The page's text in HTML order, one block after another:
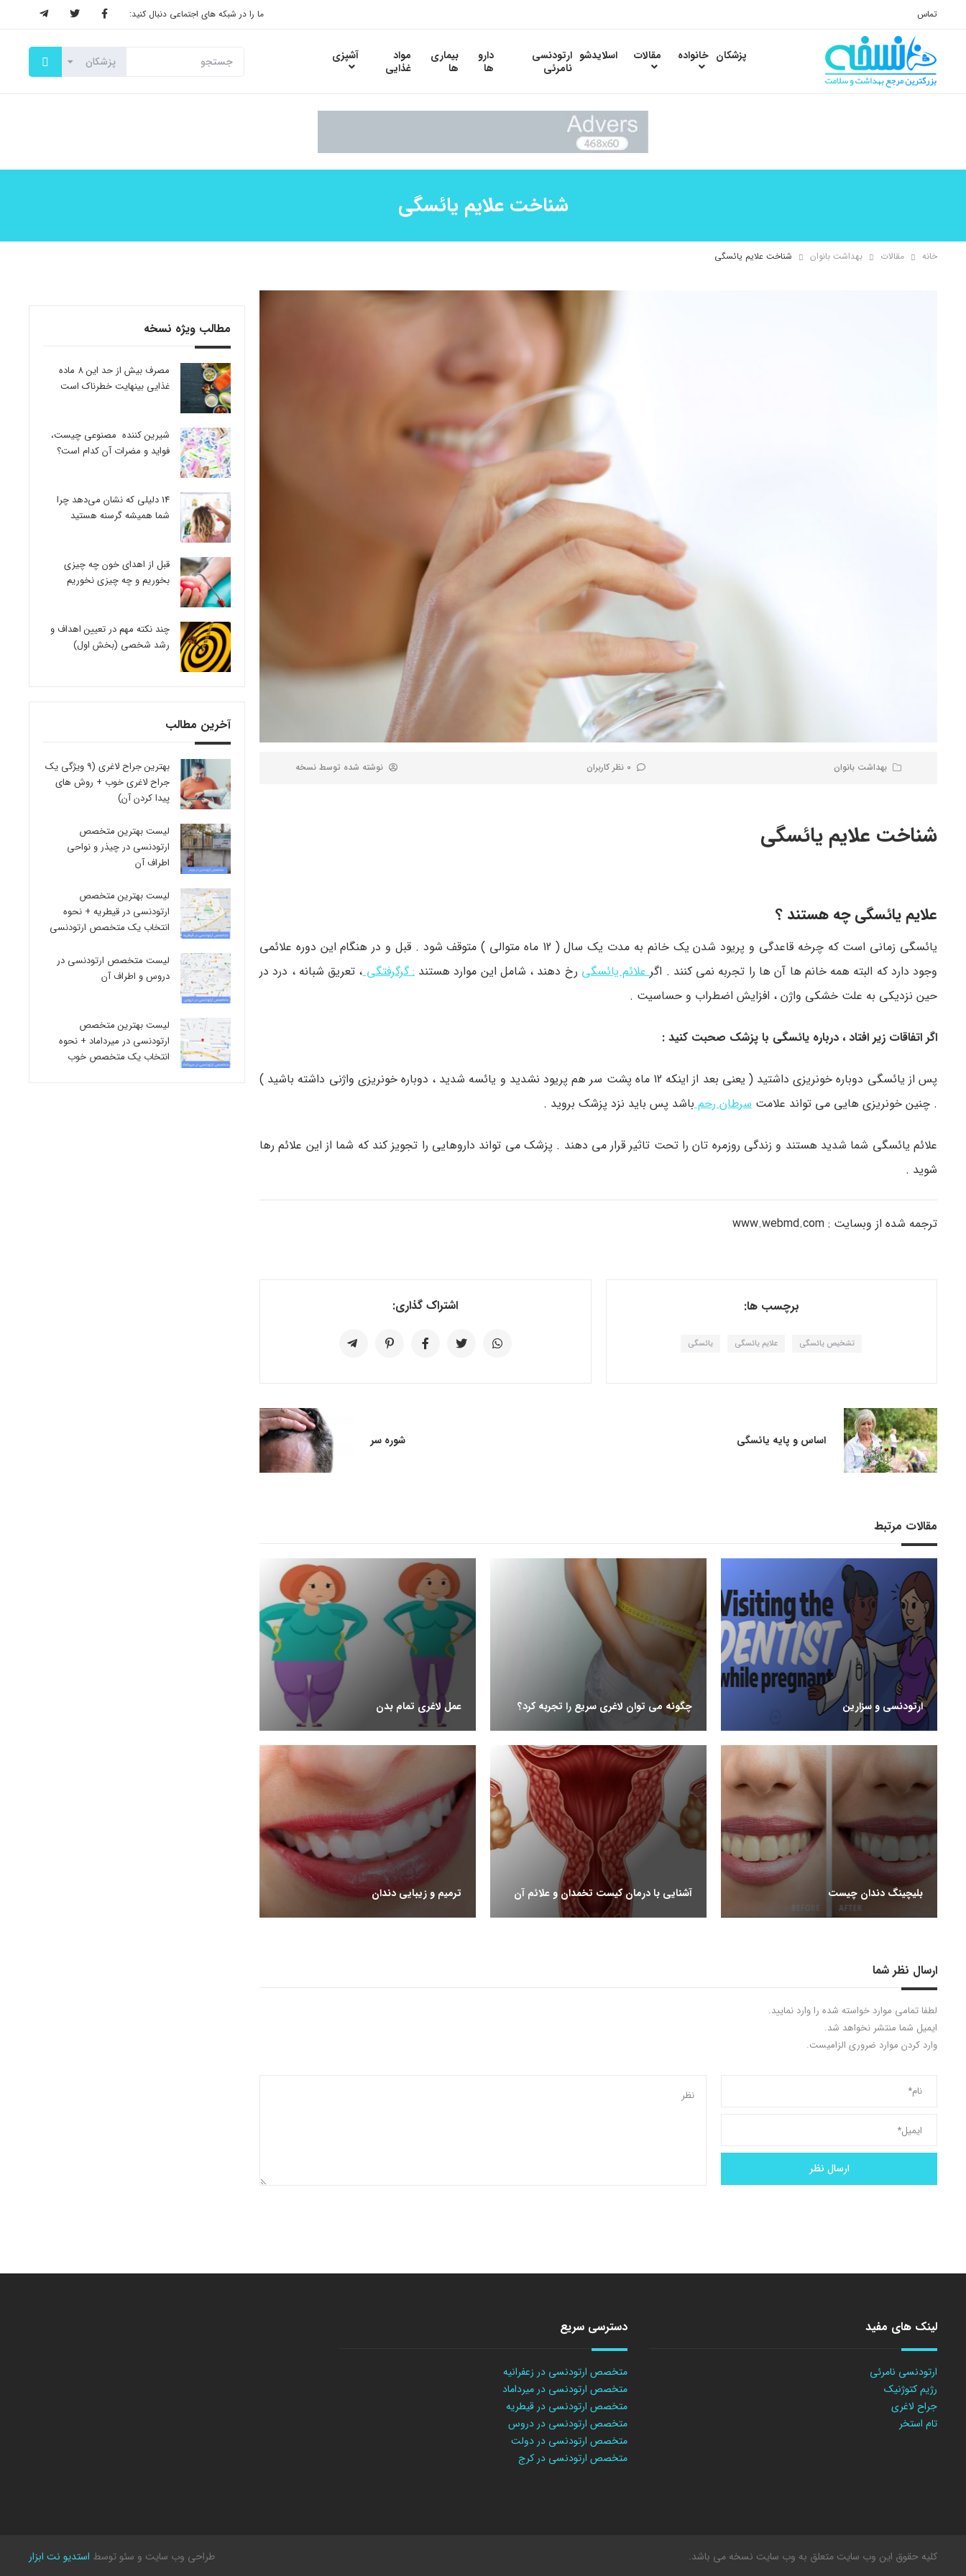
تماس ما را در شبکه های اجتماعی دنبال کنید:
پزشکان خانواده مقالات اسلایدشو ارتودنسی
نامرئی
دارو
ها
بیماری
ها
مواد
غذایی
آشپزی
شناخت علایم یائسگی
خانه مقالات بهداشت بانوان شناخت علایم یائسگی
بهداشت بانوان 0 نظر کاربران نوشته شده توسط نسخه
شناخت علایم یائسگی
علایم یائسگی چه هستند ؟
یائسگی زمانی است که چرخه قاعدگی و پریود شدن یک خانم به مدت یک سال ( 12 ماه متوالی ) متوقف شود . قبل و در هنگام این دوره علائمی
وجود دارد که البته همه خانم ها آن ها را تجربه نمی کنند . اگرعلائم یائسگی رخ دهند ، شامل این موارد هستند: گرگرفتگی، تعریق شبانه ، درد در
حین نزدیکی به علت خشکی واژن ، افزایش اضطراب و حساسیت .
اگر اتفاقات زیر افتاد ، درباره یائسگی با پزشک صحبت کنید :
پس از یائسگی دوباره خونریزی داشتید ( یعنی بعد از اینکه 12 ماه پشت سر هم پریود نشدید و یائسه شدید ، دوباره خونریزی واژنی داشته باشید )
. چنین خونریزی هایی می تواند علامت سرطان رحمباشد پس باید نزد پزشک بروید .
علائم یائسگی شما شدید هستند و زندگی روزمره تان را تحت تاثیر قرار می دهند . پزشک می تواند داروهایی را تجویز کند که شما از این علائم رها
شوید .
ترجمه شده از وبسایت : www.webmd.com
برچسب ها:
تشخیص یائسگی علایم یائسگی یائسگی
اشتراک گذاری:
اساس و پایه یائسگی شوره سر
مقالات مرتبط
ارتودنسی و سزارین چگونه می توان لاغری سریع را تجربه کرد؟ عمل لاغری تمام بدن
بلیچینگ دندان چیست آشنایی با درمان کیست تخمدان و علائم آن ترمیم و زیبایی دندان
ارسال نظر شما
لطفا تمامی موارد خواسته شده را وارد نمایید.
ایمیل شما منتشر نخواهد شد.
وارد کردن موارد ضروری الزامیست.
مطالب ویژه نسخه
مصرف بیش از حد این 8 ماده
غذایی بینهایت خطرناک است
شیرین کننده مصنوعی چیست،
فواید و مضرات آن کدام است؟
14 دلیلی که نشان می‌دهد چرا
شما همیشه گرسنه هستید
قبل از اهدای خون چه چیزی
بخوریم و چه چیزی نخوریم
چند نکته مهم در تعیین اهداف و
رشد شخصی (بخش اول)
آخرین مطالب
بهترین جراح لاغری (9 ویژگی یک
جراح لاغری خوب + روش های
پیدا کردن آن)
لیست بهترین متخصص
ارتودنسی در چیذر و نواحی
اطراف آن
لیست بهترین متخصص
ارتودنسی در قیطریه + نحوه
انتخاب یک متخصص ارتودنسی
لیست متخصص ارتودنسی در
دروس و اطراف آن
لیست بهترین متخصص
ارتودنسی در میرداماد + نحوه
انتخاب یک متخصص خوب
لینک های مفید
ارتودنسی نامرئی
رژیم کتوژنیک
جراح لاغری
تام استخر
دسترسی سریع
متخصص ارتودنسی در زعفرانیه
متخصص ارتودنسی در میرداماد
متخصص ارتودنسی در قیطریه
متخصص ارتودنسی در دروس
متخصص ارتودنسی در دولت
متخصص ارتودنسی در کرج
کلیه حقوق این وب سایت متعلق به وب سایت نسخه می باشد. طراحی وب سایت و سئو توسط استدیو نت ابزار